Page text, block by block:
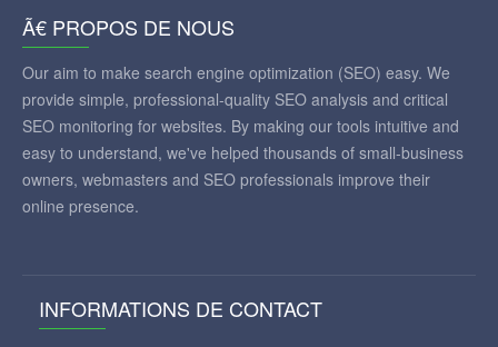
Ã€ PROPOS DE NOUS
Our aim to make search engine optimization (SEO) easy. We
provide simple, professional-quality SEO analysis and critical
SEO monitoring for websites. By making our tools intuitive and
easy to understand, we've helped thousands of small-business
owners, webmasters and SEO professionals improve their
online presence.
INFORMATIONS DE CONTACT